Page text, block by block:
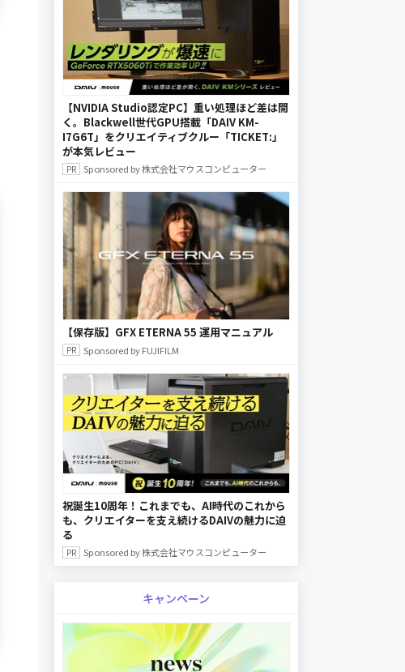
【NVIDIA Studio認定PC】重い処理ほど差は開
く。Blackwell世代GPU搭載「DAIV KM-
I7G6T」をクリエイティブクルー「TICKET:」
が本気レビュー
Sponsored by 株式会社マウスコンピューター
【保存版】GFX ETERNA 55 運用マニュアル
Sponsored by FUJIFILM
祝誕生10周年！これまでも、AI時代のこれから
も、クリエイターを支え続けるDAIVの魅力に迫
る
Sponsored by 株式会社マウスコンピューター
キャンペーン